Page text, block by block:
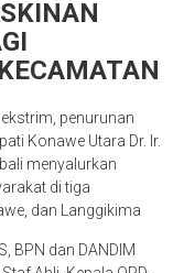
penurunan
Konawe Utara Dr. Ir.
menyalurkan
di tiga
dan Langgikima
BPN dan DANDIM